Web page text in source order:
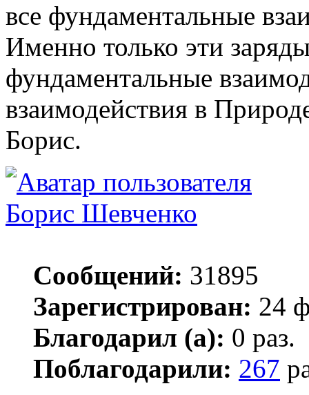
все фундаментальные
Именно только эти
фундаментальные
взаимодействия в
Борис.
Борис Шевченко
Сообщений: 31895
Зарегистрирован: 24
Благодарил (а): 0 раз.
Поблагодарили: 267